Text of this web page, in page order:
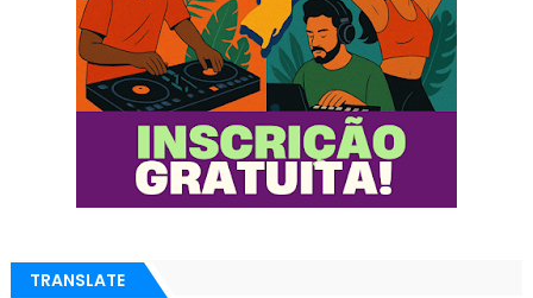
TRANSLATE